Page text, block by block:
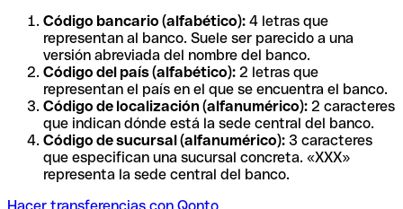
Código bancario (alfabético): 4 letras que
representan al banco. Suele ser parecido a una
versión abreviada del nombre del banco.
Código del país (alfabético): 2 letras que
representan el país en el que se encuentra el banco.
Código de localización (alfanumérico): 2 caracteres
que indican dónde está la sede central del banco.
Código de sucursal (alfanumérico): 3 caracteres
que especifican una sucursal concreta. «XXX»
representa la sede central del banco.